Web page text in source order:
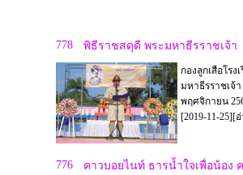
778 พิธีราชสดุดี พระมหาธีรราชเจ้า
กองลูกเสือโร
มหาธีรราชเจ้
พฤศจิกายน
[2019-11-25][
776 คาวบอยไนท์ ธารน้ำใจเพื่อน้อง